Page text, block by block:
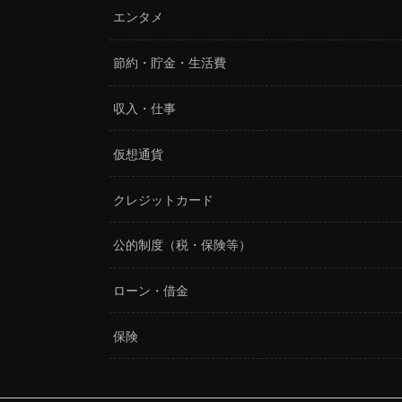
エンタメ
節約・貯金・生活費
収入・仕事
仮想通貨
クレジットカード
公的制度（税・保険等）
ローン・借金
保険